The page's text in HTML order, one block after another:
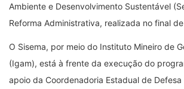
Ambiente e Desenvolvimento Sustentável
Reforma Administrativa, realizada no final
O Sisema, por meio do Instituto Mineiro de
(Igam), está à frente da execução do
apoio da Coordenadoria Estadual de